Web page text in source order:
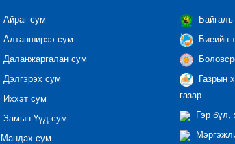
Айраг сум
Алтанширээ сум
Даланжаргалан сум
Дэлгэрэх сум
Иххэт сум
Замын-Үүд сум
Мандах сум
Биеийн
Газрын
газар
Гэр бүл,